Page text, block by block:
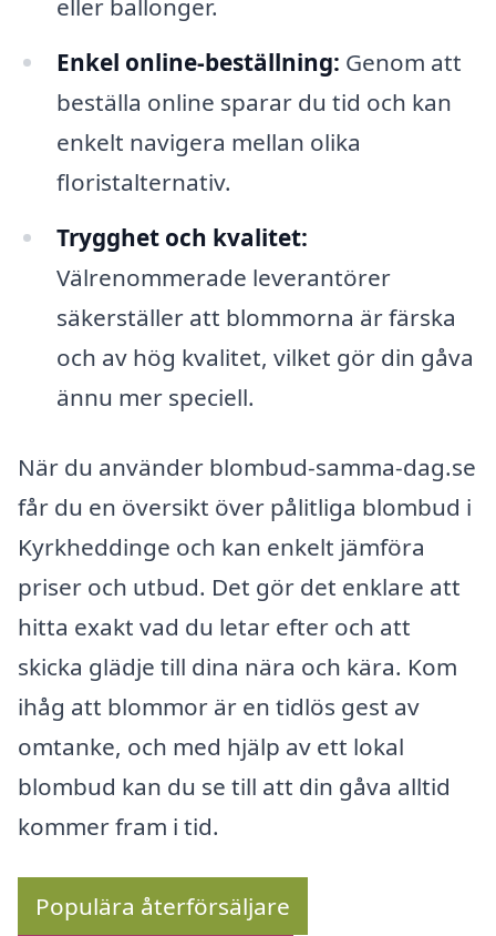
eller ballonger.
Enkel online-beställning: Genom att
beställa online sparar du tid och kan
enkelt navigera mellan olika
floristalternativ.
Trygghet och kvalitet:
Välrenommerade leverantörer
säkerställer att blommorna är färska
och av hög kvalitet, vilket gör din gåva
ännu mer speciell.
När du använder blombud-samma-dag.se
får du en översikt över pålitliga blombud i
Kyrkheddinge och kan enkelt jämföra
priser och utbud. Det gör det enklare att
hitta exakt vad du letar efter och att
skicka glädje till dina nära och kära. Kom
ihåg att blommor är en tidlös gest av
omtanke, och med hjälp av ett lokal
blombud kan du se till att din gåva alltid
kommer fram i tid.
Populära återförsäljare